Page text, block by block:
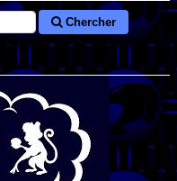
Chercher